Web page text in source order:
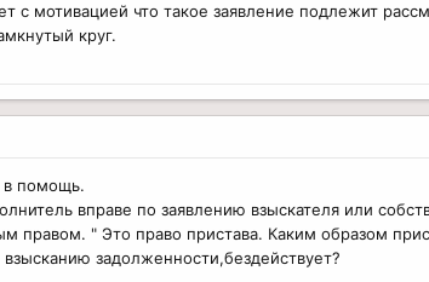
с мотивацией что такое заявление подлежит
круг.
в помощь.
вправе по заявлению взыскателя или
правом. " Это право пристава. Каким образом
задолженности,бездействует?